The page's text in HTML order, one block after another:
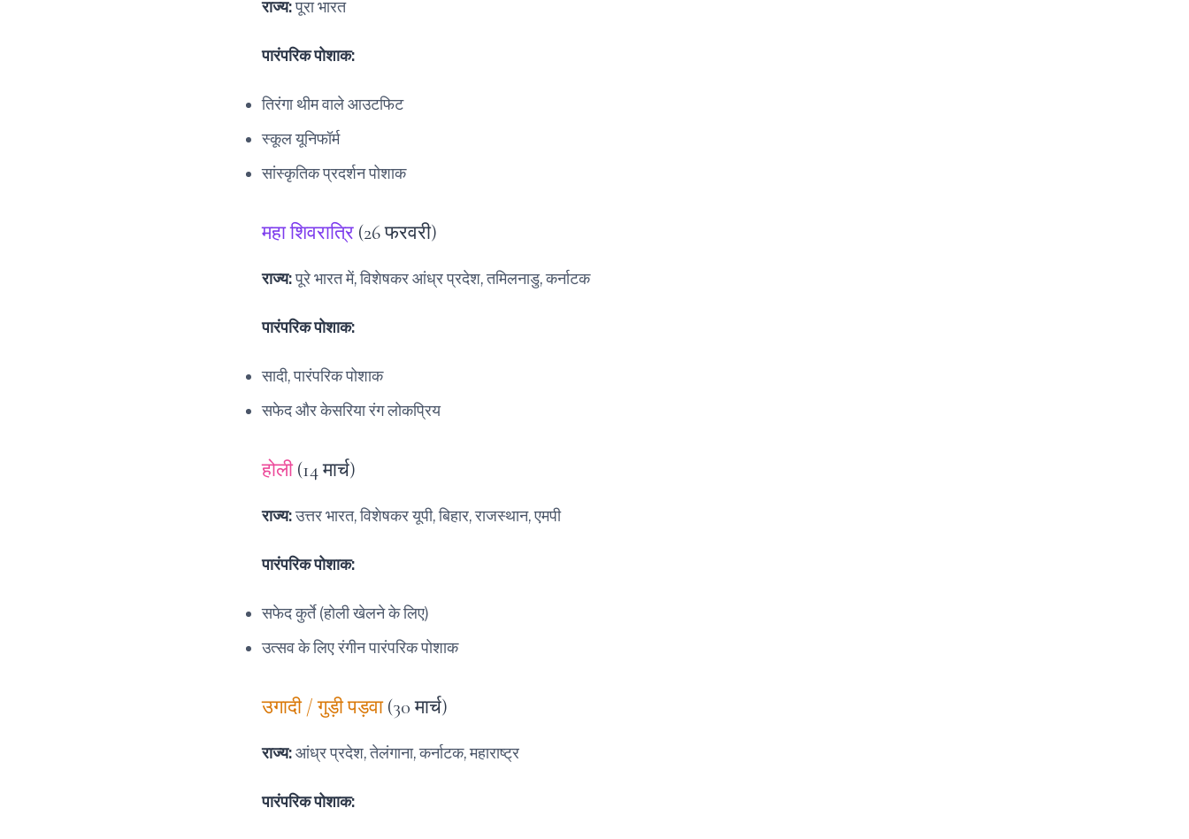
राज्य:पूरा भारत
पारंपरिक पोशाक:
तिरंगा थीम वाले आउटफिट
स्कूल यूनिफॉर्म
सांस्कृतिक प्रदर्शन पोशाक
महा शिवरात्रि (26 फरवरी)
राज्य:पूरे भारत में, विशेषकर आंध्र प्रदेश, तमिलनाडु, कर्नाटक
पारंपरिक पोशाक:
सादी, पारंपरिक पोशाक
सफेद और केसरिया रंग लोकप्रिय
होली(14 मार्च)
राज्य:उत्तर भारत, विशेषकर यूपी, बिहार, राजस्थान, एमपी
पारंपरिक पोशाक:
सफेद कुर्ते (होली खेलने के लिए)
उत्सव के लिए रंगीन पारंपरिक पोशाक
उगादी / गुड़ी पड़वा(30 मार्च)
राज्य:आंध्र प्रदेश, तेलंगाना, कर्नाटक, महाराष्ट्र
पारंपरिक पोशाक: